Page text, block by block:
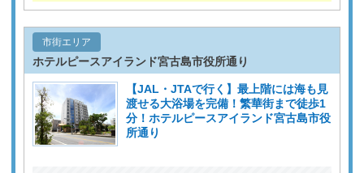
市街エリア
ホテルピースアイランド宮古島市役所通り
【JAL・JTAで行く】最上階には海も見
渡せる大浴場を完備！繁華街まで徒歩1
分！ホテルピースアイランド宮古島市役
所通り